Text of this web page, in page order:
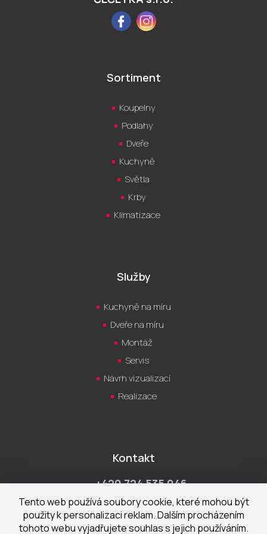
Tento web používá soubory cookie, které mohou být
použity k personalizaci reklam. Dalším procházením
tohoto webu vyjadřujete souhlas s jejich používáním.
FacebookInstagram
Sortiment
Koupelny
Podlahy
Dveře
Kuchyně
Světla
Krby
Klimatizace
Služby
Kuchyně na míru
Dveře na míru
Montáž
Servis
Návrh vizualizací
Realizace
Kontakt
+420 724 535 046
Po-Pá 9:00 - 18:00 hod
obchod@cecetka.cz